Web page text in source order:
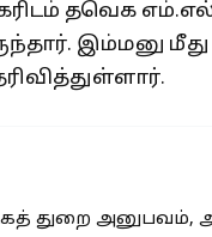
தவெக
இம்மனு
துறை அனுபவம்,